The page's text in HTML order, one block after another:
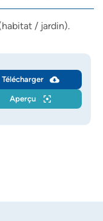
/ jardin).
Télécharger
Aperçu